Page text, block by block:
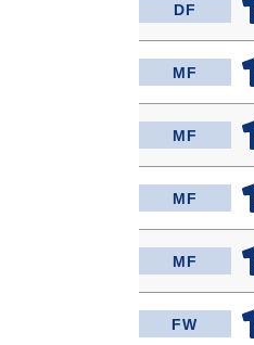
DF
MF
MF
MF
MF
FW